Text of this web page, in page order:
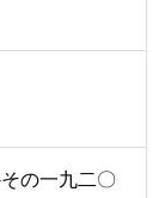
の一九二〇